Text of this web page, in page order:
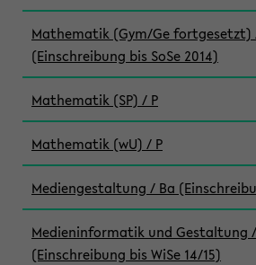
Mathematik (Gym/Ge fortgesetzt)
(Einschreibung bis SoSe 2014)
Mathematik (SP) / P
Mathematik (wU) / P
Mediengestaltung / Ba
Medieninformatik und Gestaltung /
(Einschreibung bis WiSe 14/15)